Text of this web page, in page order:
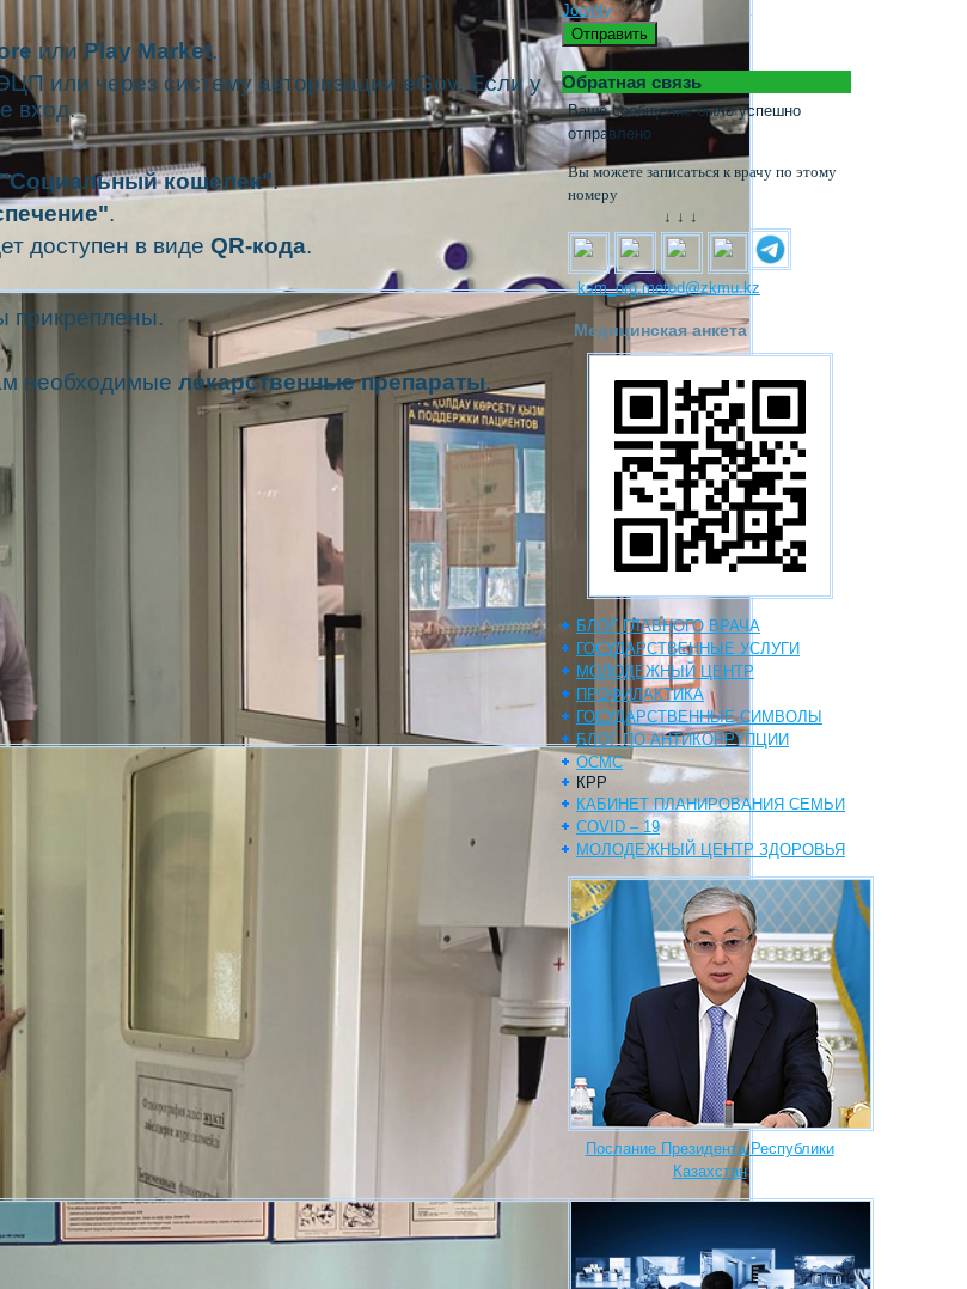
или Play Market.
или через систему авторизации eGov. Если у
вход.
"Социальный кошелек".
.
доступен в виде QR-кода.
прикреплены.
необходимые лекарственные препараты.
Joomly
Отправить
Обратная связь
Ваше сообщение было успешно
отправлено
Вы можете записаться к врачу по этому
номеру
↓ ↓ ↓
ksm_org.metod@zkmu.kz
Медицинская анкета
БЛОГ ГЛАВНОГО ВРАЧА
ГОСУДАРСТВЕННЫЕ УСЛУГИ
МОЛОДЕЖНЫЙ ЦЕНТР
ПРОФИЛАКТИКА
ГОСУДАРСТВЕННЫЕ СИМВОЛЫ
БЛОГ ПО АНТИКОРРУПЦИИ
ОСМС
КРР
КАБИНЕТ ПЛАНИРОВАНИЯ СЕМЬИ
COVID – 19
МОЛОДЕЖНЫЙ ЦЕНТР ЗДОРОВЬЯ
Послание Президента Республики
Казахстан